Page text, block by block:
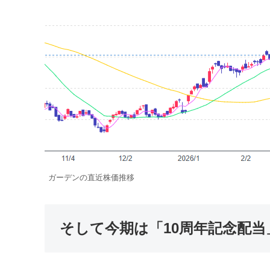
ガーデンの直近株価推移
そして今期は「10周年記念配当